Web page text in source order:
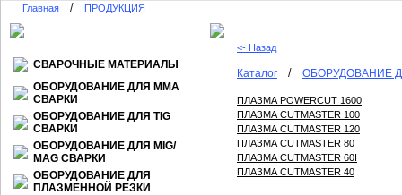
Главная / ПРОДУКЦИЯ
СВАРОЧНЫЕ МАТЕРИАЛЫ
ОБОРУДОВАНИЕ ДЛЯ ММА
СВАРКИ
ОБОРУДОВАНИЕ ДЛЯ TIG
СВАРКИ
ОБОРУДОВАНИЕ ДЛЯ МIG/
МАG СВАРКИ
ОБОРУДОВАНИЕ ДЛЯ
ПЛАЗМЕННОЙ РЕЗКИ
<- Назад
Каталог / ОБОРУДОВАНИЕ
ПЛАЗМА POWERCUT 1600
ПЛАЗМА CUTMASTER 100
ПЛАЗМА CUTMASTER 120
ПЛАЗМА CUTMASTER 80
ПЛАЗМА CUTMASTER 60I
ПЛАЗМА CUTMASTER 40